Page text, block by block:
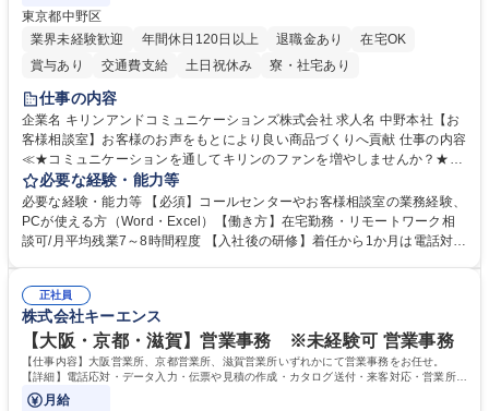
東京都中野区
業界未経験歓迎
年間休日120日以上 退職金あり
在宅OK
賞与あり
交通費支給 土日祝休み 寮・社宅あり
仕事の内容
企業名 キリンアンドコミュニケーションズ株式会社 求人名 中野本社【お
客様相談室】お客様のお声をもとにより良い商品づくりへ貢献 仕事の内容
≪★コミュニケーションを通してキリンのファンを増やしませんか？★≫
お客様のお声をより良い商品づくりに活かしていく上で、窓口となるお客
様相談室でのお仕事です。 日々お客様からいただくキリングループへのご
意見を、企業活動に活かしています。お客様からの声に迅速かつ誠意をも
って対応、情報提供するとともにグループ内活動に反映しています。 【具
平均100件前後■メール・手紙：同上40件前後 募集職種 中野本社【お客様
相談室】お客様のお声をもとにより良い商品づくりへ貢献
必要な経験・能力等
必要な経験・能力等 【必須】コールセンターやお客様相談室の業務経験、
PCが使える方（Word・Excel）【働き方】在宅勤務・リモートワーク相
談可/月平均残業7～8時間程度 【入社後の研修】着任から1か月は電話対応
すのでご安心ください。 【当社について】キリングループの広報機能を担
う会社として、お客様との出会いを大切にし、磨き上げたホスピタリティ
を込めてコミュニケーションをとりながら広報関連業務を行っておりま
す。 学歴・資格 学歴：大学院 大学 高専 短大 専修学校 高校 語学力： 資
格：
正社員
株式会社キーエンス
【大阪・京都・滋賀】営業事務 ※未経験可 営業事務
【仕事内容】大阪営業所、京都営業所、滋賀営業所いずれかにて営業事務をお任せ。
【詳細】電話応対・データ入力・伝票や見積の作成・カタログ送付・来客対応・営業所内
で発生する事務業務や業務改善をお任せ。
月給